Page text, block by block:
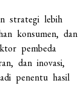
strategi lebih
konsumen, dan
pembeda
dan inovasi,
penentu hasil